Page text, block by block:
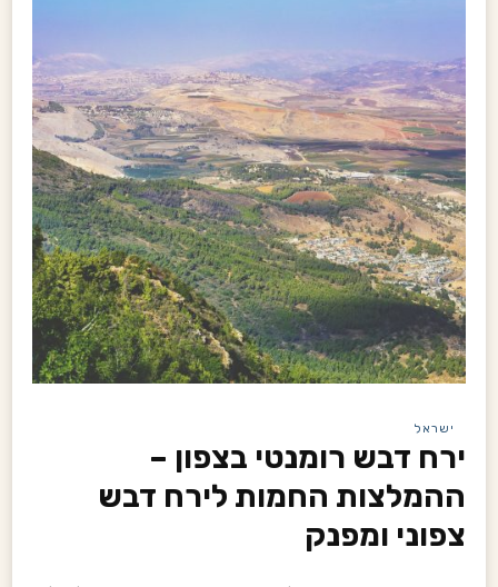
ישראל
ירח דבש רומנטי בצפון –
ההמלצות החמות לירח דבש
צפוני ומפנק